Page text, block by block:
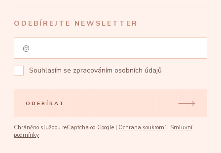
ODEBÍREJTE NEWSLETTER
Souhlasím se zpracováním osobních údajů
ODEBÍRAT
Chráněno službou reCaptcha od Google | Ochrana soukromí
Smluvní
podmínky